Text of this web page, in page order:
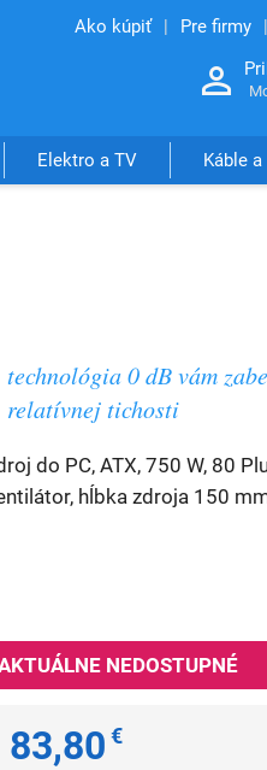
Ako kúpiť Pre firmy
Elektro a TV Káble
technológia 0 dB vám
relatívnej tichosti
do PC, ATX, 750 W, 80
hĺbka zdroja 150
NEDOSTUPNÉ
83,80 €